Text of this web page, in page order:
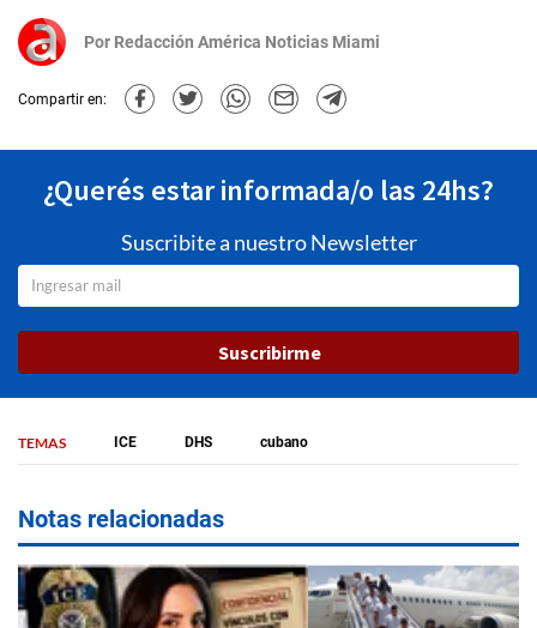
Por Redacción América Noticias Miami
Compartir en:
¿Querés estar informada/o las 24hs?
Suscribite a nuestro Newsletter
Suscribirme
TEMAS ICE DHS cubano
Notas relacionadas